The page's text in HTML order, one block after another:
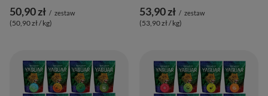
50,90 zł / zestaw
(50,90 zł / kg)
53,90 zł / zestaw
(53,90 zł / kg)